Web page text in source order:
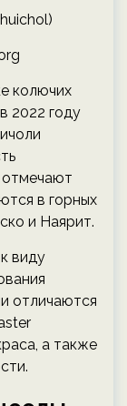
колючих
2022 году
отмечают
в горных
и Наярит.
виду
отличаются
а также